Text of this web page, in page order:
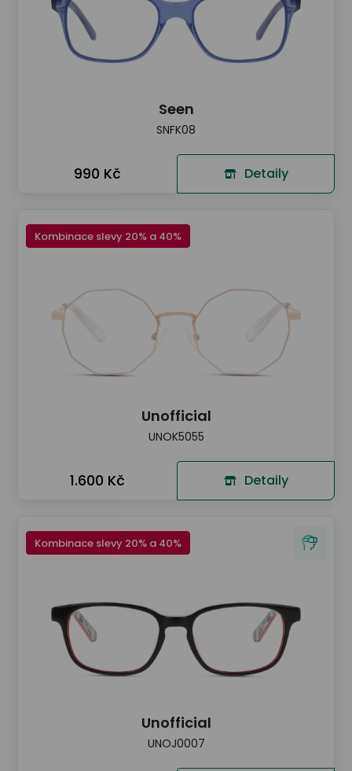
Seen
SNFK08
990 Kč Detaily
Kombinace slevy 20% a 40%
Unofficial
UNOK5055
1.600 Kč Detaily
Kombinace slevy 20% a 40%
Unofficial
UNOJ0007